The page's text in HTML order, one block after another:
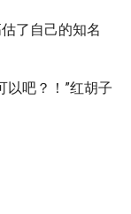
了自己的知名
以吧？！”红胡子